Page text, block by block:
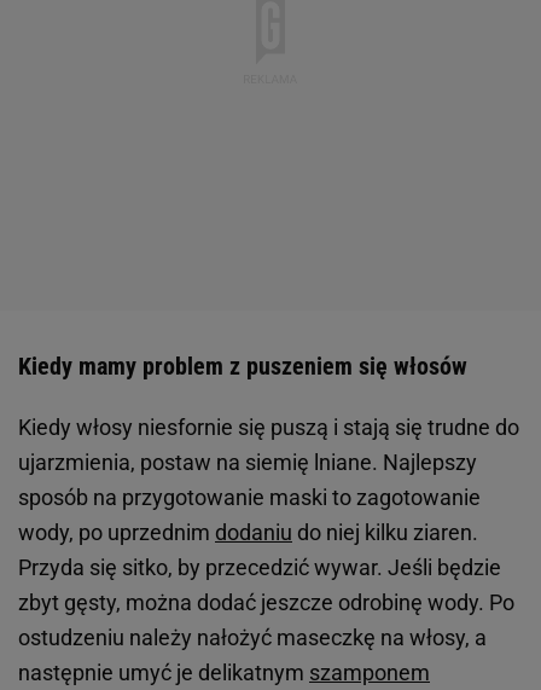
Kiedy mamy problem z puszeniem się włosów
Kiedy włosy niesfornie się puszą i stają się trudne do
ujarzmienia, postaw na siemię lniane. Najlepszy
sposób na przygotowanie maski to zagotowanie
wody, po uprzednim dodaniu do niej kilku ziaren.
Przyda się sitko, by przecedzić wywar. Jeśli będzie
zbyt gęsty, można dodać jeszcze odrobinę wody. Po
ostudzeniu należy nałożyć maseczkę na włosy, a
następnie umyć je delikatnym szamponem